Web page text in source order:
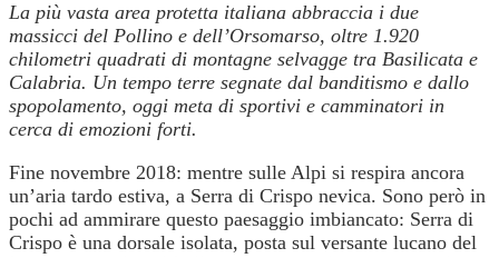
La più vasta area protetta italiana abbraccia i due
massicci del Pollino e dell’Orsomarso, oltre 1.920
chilometri quadrati di montagne selvagge tra Basilicata e
Calabria. Un tempo terre segnate dal banditismo e dallo
spopolamento, oggi meta di sportivi e camminatori in
cerca di emozioni forti.
Fine novembre 2018: mentre sulle Alpi si respira ancora
un’aria tardo estiva, a Serra di Crispo nevica. Sono però in
pochi ad ammirare questo paesaggio imbiancato: Serra di
Crispo è una dorsale isolata, posta sul versante lucano del